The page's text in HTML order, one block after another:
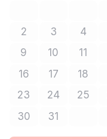
2No tickets available
3No tickets
4No
9No tickets available
10No tickets
11No
16No tickets available
17No tickets
18No
23No tickets available
24No tickets
25No
30No tickets available
31No tickets